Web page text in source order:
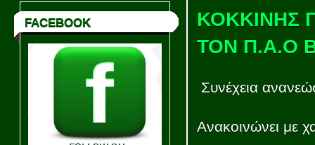
FACEBOOK
ΚΟΚΚΙΝΗΣ
ΤΟΝ Π.Α.Ο
Συνέχεια
Ανακοινώνει με